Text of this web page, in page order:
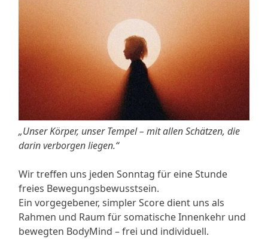
„Unser Körper, unser Tempel – mit allen Schätzen, die
darin verborgen liegen.“
Wir treffen uns jeden Sonntag für eine Stunde
freies Bewegungsbewusstsein.
Ein vorgegebener, simpler Score dient uns als
Rahmen und Raum für somatische Innenkehr und
bewegten BodyMind – frei und individuell.